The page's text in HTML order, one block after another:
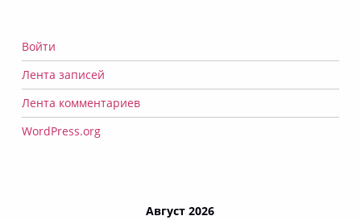
Войти
Лента записей
Лента комментариев
WordPress.org
Август 2026